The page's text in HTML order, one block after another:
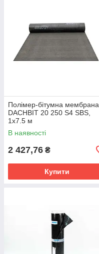
Полімер-бітумна мембрана
DACHBIT 20 250 S4 SBS,
1х7.5 м
В наявності
2 427,76 ₴
Купити